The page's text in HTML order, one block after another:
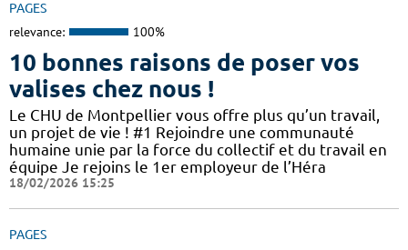
PAGES
relevance: 100%
10 bonnes raisons de poser vos
valises chez nous !
Le CHU de Montpellier vous offre plus qu’un travail,
un projet de vie ! #1 Rejoindre une communauté
humaine unie par la force du collectif et du travail en
équipe Je rejoins le 1er employeur de l’Héra
18/02/2026 15:25
PAGES